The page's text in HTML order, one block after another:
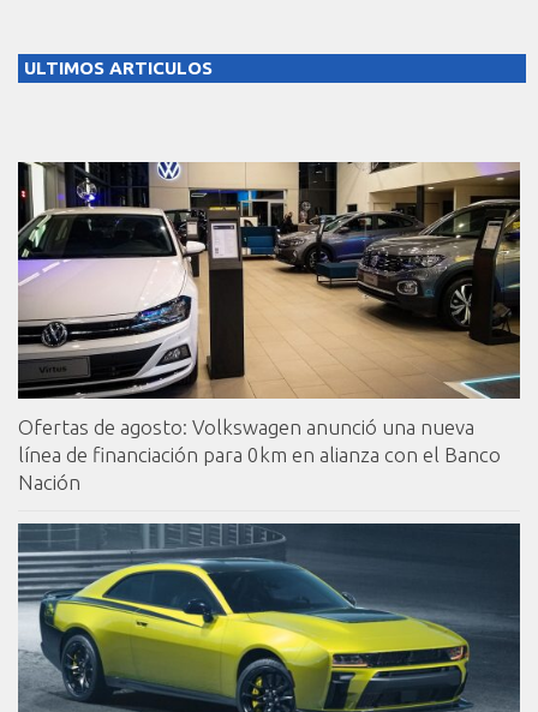
ULTIMOS ARTICULOS
Ofertas de agosto: Volkswagen anunció una nueva
línea de financiación para 0km en alianza con el Banco
Nación